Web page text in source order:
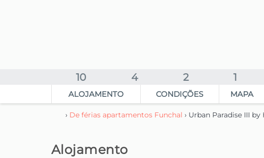
10 4 2 1
ALOJAMENTO CONDIÇÕES MAPA
› De férias apartamentos Funchal › Urban Paradise III
Alojamento